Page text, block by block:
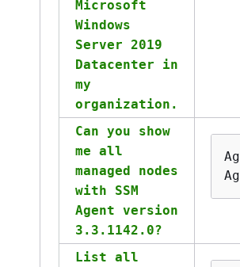
Microsoft
Windows
Server 2019
Datacenter in
my
organization.
Can you show
me all
managed nodes
with SSM
Agent version
3.3.1142.0?
List all